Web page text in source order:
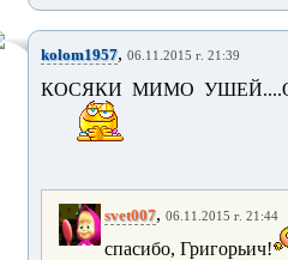
kolom1957, 06.11.2015 г. 21:39
КОСЯКИ МИМО
svet007, 06.11.2015 г. 21:44
спасибо, Григорьич!